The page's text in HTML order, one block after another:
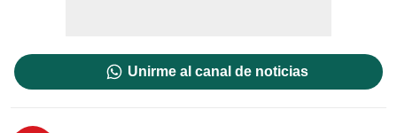
Unirme al canal de noticias